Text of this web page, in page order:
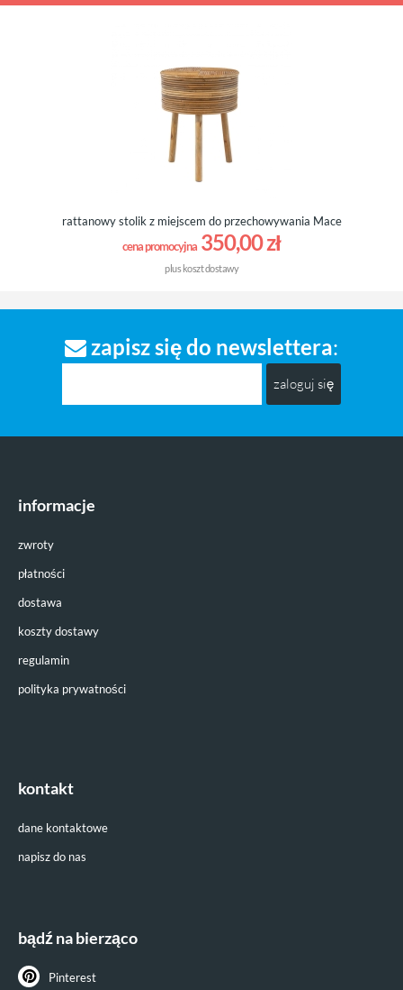
rattanowy stolik z miejscem do przechowywania Mace
cena promocyjna 350,00 zł
plus koszt dostawy
zapisz się do newslettera
zaloguj się
informacje
zwroty
płatności
dostawa
koszty dostawy
regulamin
polityka prywatności
kontakt
dane kontaktowe
napisz do nas
bądź na bierząco
Pinterest